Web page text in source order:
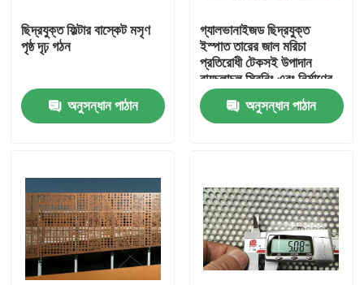
পণ্য
আমাদের সম্বন্ধে
ছিদ্রযুক্ত ফিল্টার বাস্কেট মসৃণ
পৃষ্ঠ দৃঢ় গঠন
অনুসন্ধান পাঠান
গ্যালভানাইজড ছিদ্রযুক্ত
ইস্পাত তারের জাল মরিচা
প্রতিরোধী টেকসই উপাদান
বায়ুচলাচল স্ক্রিনিং এবং নির্মাণের
জন্য উপযুক্ত
অনুসন্ধান পাঠান